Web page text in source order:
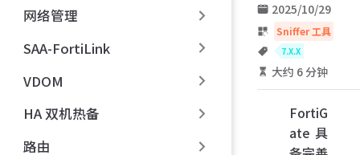
网络管理
SAA-FortiLink
VDOM
HA 双机热备
路由
2025/10/29
Sniffer 工具
7.X.X
大约 6 分钟
FortiG
ate 具